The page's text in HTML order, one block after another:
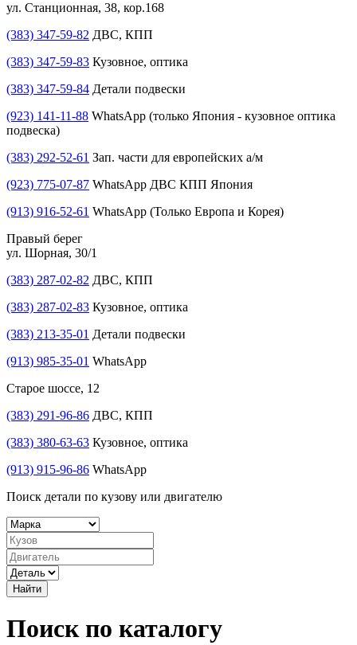
ул. Станционная, 38, кор.168
(383) 347-59-82 ДВС, КПП
(383) 347-59-83 Кузовное, оптика
(383) 347-59-84 Детали подвески
(923) 141-11-88 WhatsApp (только Япония - кузовное оптика
подвеска)
(383) 292-52-61 Зап. части для европейских а/м
(923) 775-07-87 WhatsApp ДВС КПП Япония
(913) 916-52-61 WhatsApp (Только Европа и Корея)
Правый берег
ул. Шорная, 30/1
(383) 287-02-82 ДВС, КПП
(383) 287-02-83 Кузовное, оптика
(383) 213-35-01 Детали подвески
(913) 985-35-01 WhatsApp
Старое шоссе, 12
(383) 291-96-86 ДВС, КПП
(383) 380-63-63 Кузовное, оптика
(913) 915-96-86 WhatsApp
Поиск детали по кузову или двигателю
Найти
Поиск по каталогу